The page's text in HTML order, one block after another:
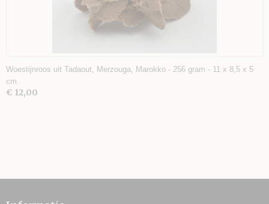
Woestijnroos uit Tadaout, Merzouga, Marokko - 256 gram - 11 x 8,5 x 5
cm.
€ 12,00